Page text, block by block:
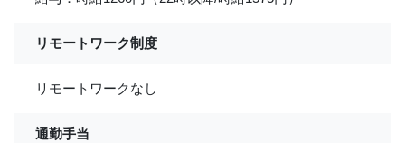
リモートワーク制度
リモートワークなし
通勤手当